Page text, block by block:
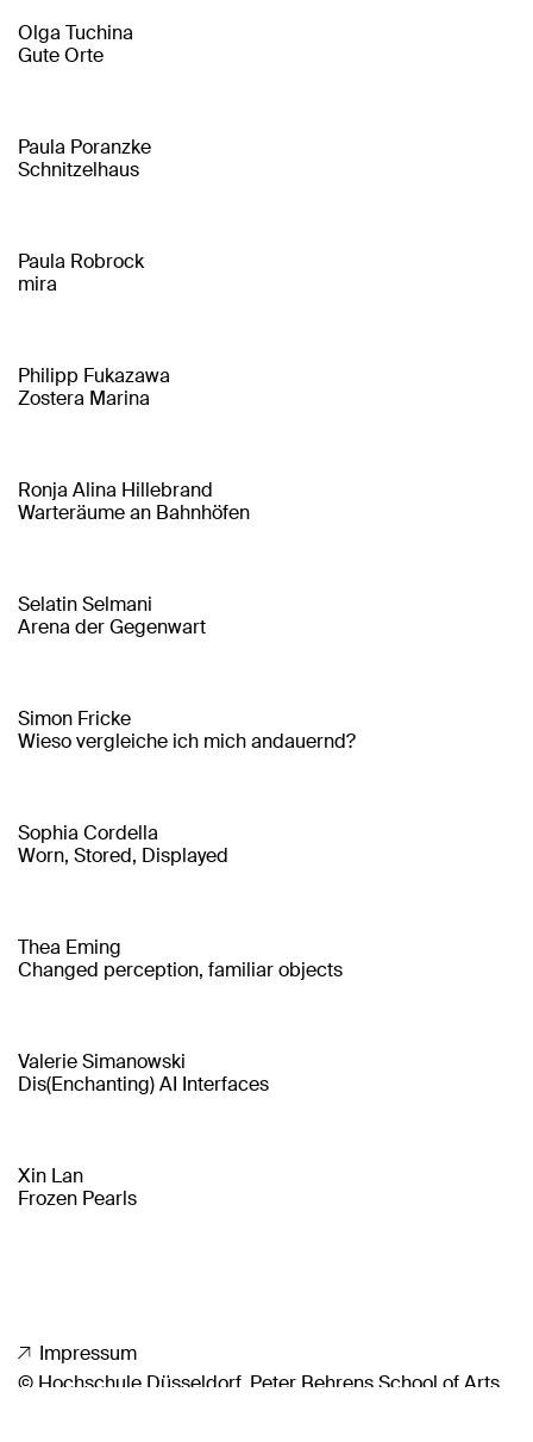
Olga Tuchina
Gute Orte
Paula Poranzke
Schnitzelhaus
Paula Robrock
mira
Philipp Fukazawa
Zostera Marina
Ronja Alina Hillebrand
Warteräume an Bahnhöfen
Selatin Selmani
Arena der Gegenwart
Simon Fricke
Wieso vergleiche ich mich andauernd?
Sophia Cordella
Worn, Stored, Displayed
Thea Eming
Changed perception, familiar objects
Valerie Simanowski
Dis(Enchanting) AI Interfaces
Xin Lan
Frozen Pearls
Impressum
© Hochschule Düsseldorf, Peter Behrens School of Arts